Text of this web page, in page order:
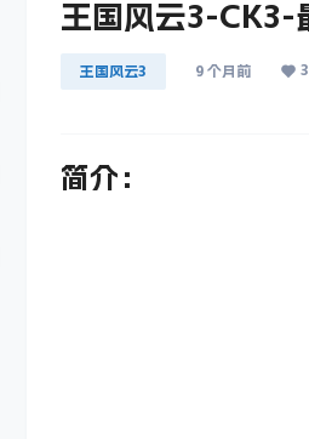
王国风云3-CK3-
王国风云3 9 个月前 3
简介：